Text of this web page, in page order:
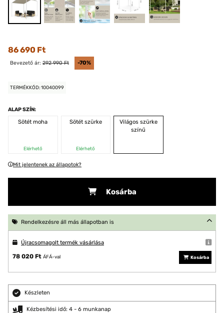
86 690 Ft
Bevezető ár: 292 990 Ft -70%
TERMÉKKÓD: 10040099
ALAP SZÍN:
Sötét moha
Elérhető
Sötét szürke
Elérhető
Világos szürke
színű
Mit jelentenek az állapotok?
Kosárba
Rendelkezésre áll más állapotban is
Újracsomagolt termék vásárlása
78 020 Ft ÁFÁ-val Kosárba
Készleten
Kézbesítési idő: 4 - 6 munkanap